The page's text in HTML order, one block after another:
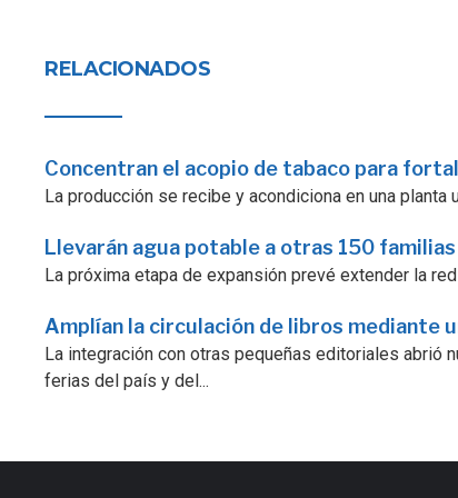
RELACIONADOS
Concentran el acopio de tabaco para
La producción se recibe y acondiciona en una
Llevarán agua potable a otras 150 familias
La próxima etapa de expansión prevé extender la
Amplían la circulación de libros mediante
La integración con otras pequeñas editoriales
ferias del país y del...